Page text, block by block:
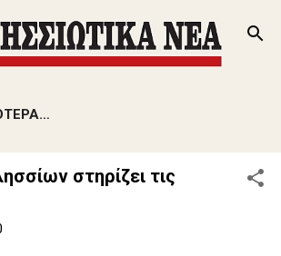
στο κύριο περιεχόμενο
στηρίζει τις